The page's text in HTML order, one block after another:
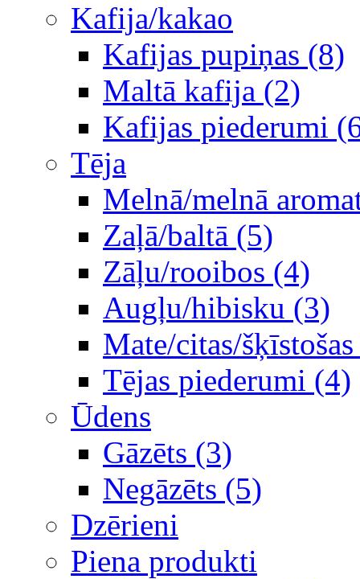
Kafija/kakao
Kafijas pupiņas (8)
Maltā kafija (2)
Kafijas piederumi
Tēja
Melnā/melnā
Zaļā/baltā (5)
Zāļu/rooibos (4)
Augļu/hibisku (3)
Mate/citas/
Tējas piederumi (4)
Ūdens
Gāzēts (3)
Negāzēts (5)
Dzērieni
Piena produkti